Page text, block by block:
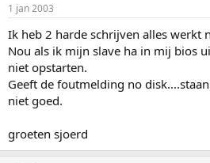
s
t
a
r
t
e
r
m
1 jan 2003
Ik heb 2 harde schrijven alles werkt
Nou als ik mijn slave ha in mij bios
niet opstarten.
Geeft de foutmelding no
niet goed.
groeten sjoerd